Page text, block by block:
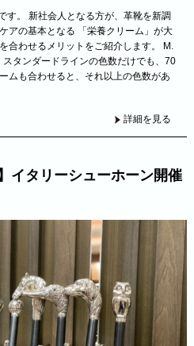
す。 新社会人となる方が、革靴を新調
アの基本となる 「栄養クリーム」が大
合わせるメリットをご紹介します。 M.
タンダードラインの色数だけでも、70
ムも合わせると、それ以上の色数があ
詳細を見る
イタリーシューホーン開催